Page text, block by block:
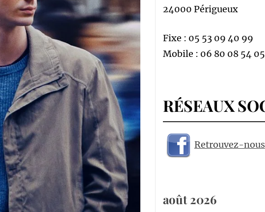
24000 Périgueux
Fixe : 05 53 09 40 99
Mobile : 06 80 08 54 05
RÉSEAUX
Retrouvez-nous
août 2026